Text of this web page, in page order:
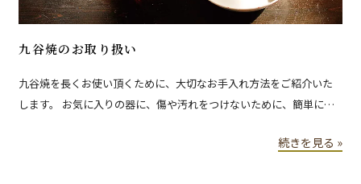
九谷焼のお取り扱い
九谷焼を長くお使い頂くために、大切なお手入れ方法をご紹介いた
します。 お気に入りの器に、傷や汚れをつけないために、簡単にで
続きを見る »